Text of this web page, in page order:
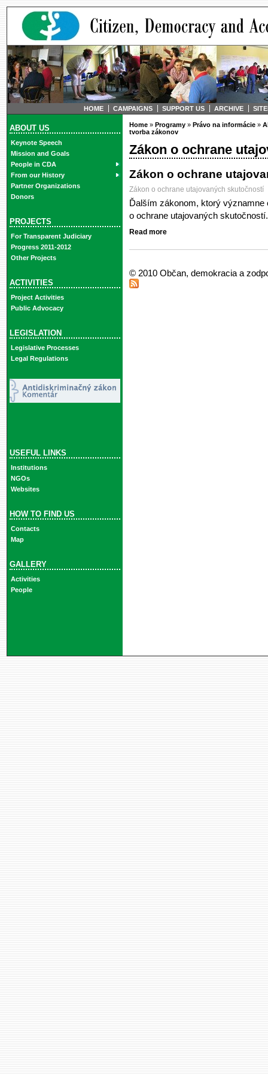
HOME CAMPAIGNS SUPPORT US ARCHIVE
ABOUT US
Keynote Speech
Mission and Goals
People in CDA
From our History
Partner Organizations
Donors
PROJECTS
For Transparent Judiciary
Progress 2011-2012
Other Projects
ACTIVITIES
Project Activities
Public Advocacy
LEGISLATION
Legislative Processes
Legal Regulations
USEFUL LINKS
Institutions
NGOs
Websites
HOW TO FIND US
Contacts
Map
GALLERY
Activities
People
Home» Programy» Právo na informácie»
tvorba zákonov
Zákon o ochrane
Zákon o ochrane
Zákon o ochrane utajovaných skutočností
Ďalším zákonom, ktorý významne
o ochrane utajovaných skutočností.
Read more
© 2010 Občan, demokracia a